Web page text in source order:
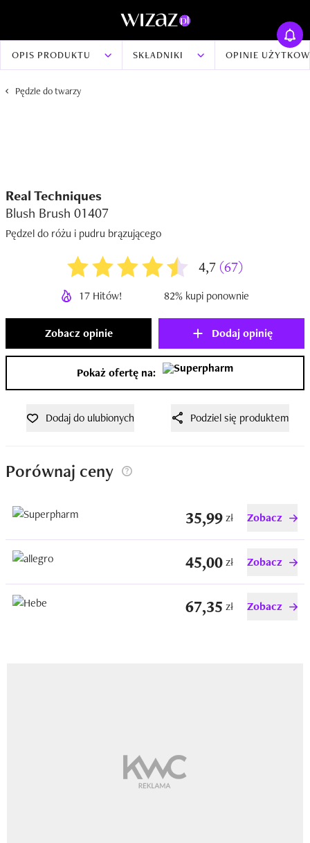
OPIS PRODUKTU SKŁADNIKI OPINIE
Pędzle do twarzy
Real Techniques
Blush Brush 01407
Pędzel do różu i pudru brązującego
4,7 (67)
17 Hitów! 82% kupi ponownie
Zobacz opinie Dodaj opinię
Pokaż ofertę na:
Dodaj do ulubionych Podziel się produktem
Porównaj ceny
35,99zł Zobacz
45,00zł Zobacz
67,35 zł Zobacz